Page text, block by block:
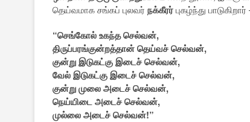
தெய்வமாக சங்கப் புலவர் நக்கீரர்புகழ்ந்து பாடுகிறார்
“செங்கோல் உகந்த செல்வன்,
திருப்பரங்குன்றத்தான் தெய்வச் செல்வன்,
குன்று இடுகட்கு இடைச் செல்வன்,
வேல் இடுகட்கு இடைச் செல்வன்,
குன்று முலை அடைச் செல்வன்,
நெய்யிடை அடைச் செல்வன்,
முல்லை அடைச் செல்வன்!”